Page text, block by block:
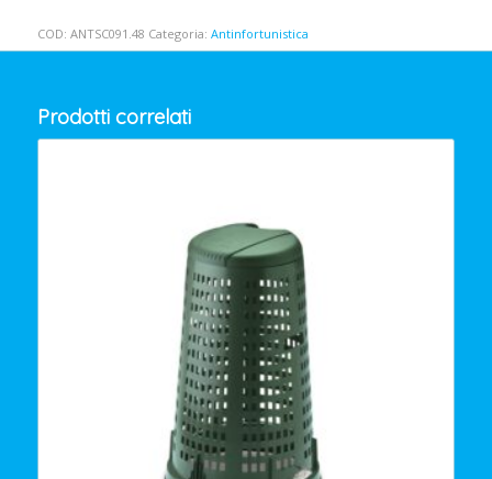
COD: ANTSC091.48 Categoria: Antinfortunistica
Prodotti correlati